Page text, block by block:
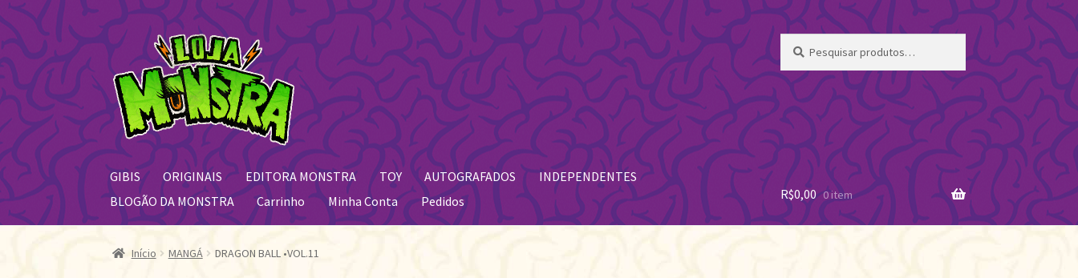
Pular
para
navegação
Pular
para
o
conteúdo
por:
GIBIS ORIGINAIS EDITORA MONSTRA TOY AUTOGRAFADOS
INDEPENDENTES
BLOGÃO DA MONSTRA
Carrinho Minha Conta Pedidos R$0,00 0 item
Início MANGÁ DRAGON BALL •VOL.11